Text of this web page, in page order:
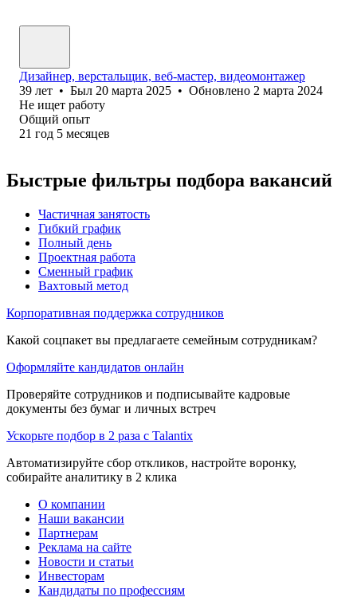
Дизайнер, верстальщик, веб-мастер, видеомонтажер
39 лет • Был 20 марта 2025 • Обновлено 2 марта 2024
Не ищет работу
Общий опыт
21 год 5 месяцев
Быстрые фильтры подбора вакансий
Частичная занятость
Гибкий график
Полный день
Проектная работа
Сменный график
Вахтовый метод
Корпоративная поддержка сотрудников
Какой соцпакет вы предлагаете семейным сотрудникам?
Оформляйте кандидатов онлайн
Проверяйте сотрудников и подписывайте кадровые
документы без бумаг и личных встреч
Ускорьте подбор в 2 раза с Talantix
Автоматизируйте сбор откликов, настройте воронку,
собирайте аналитику в 2 клика
О компании
Наши вакансии
Партнерам
Реклама на сайте
Новости и статьи
Инвесторам
Кандидаты по профессиям